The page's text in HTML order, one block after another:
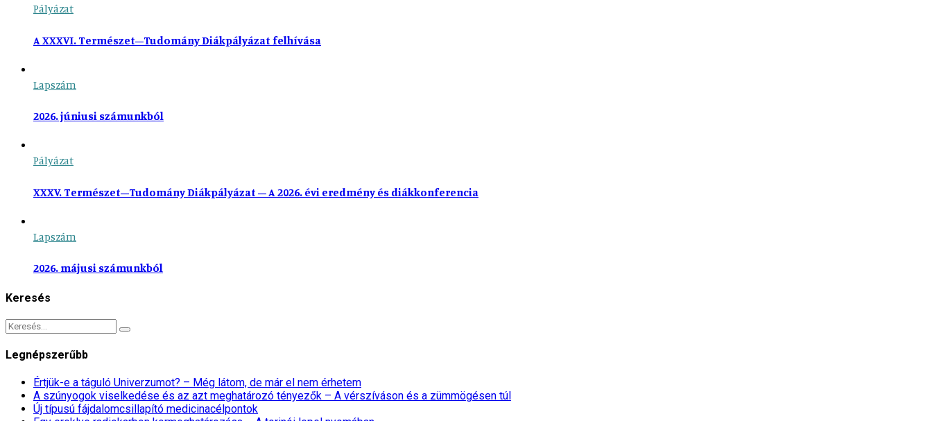
Pályázat
A XXXVI. Természet–Tudomány Diákpályázat felhívása
Lapszám
2026. júniusi számunkból
Pályázat
XXXV. Természet–Tudomány Diákpályázat – A 2026. évi eredmény és diákkonferencia
Lapszám
2026. májusi számunkból
Keresés
Legnépszerűbb
Értjük-e a táguló Univerzumot? – Még látom, de már el nem érhetem
A szúnyogok viselkedése és az azt meghatározó tényezők – A vérszíváson és a zümmögésen túl
Új típusú fájdalomcsillapító medicinacélpontok